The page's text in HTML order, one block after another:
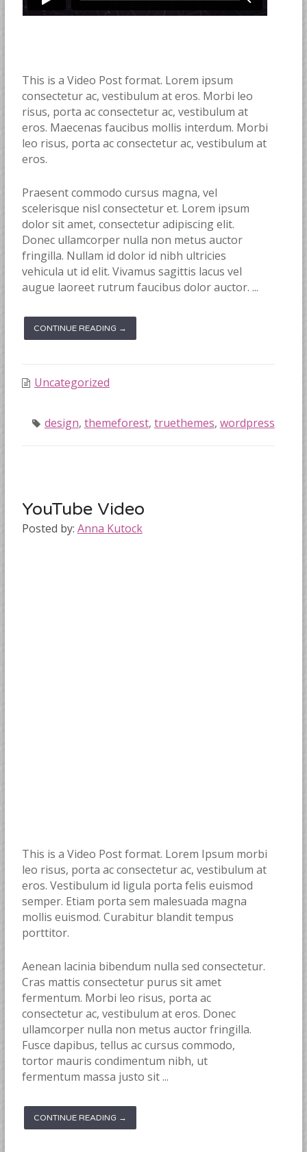
This is a Video Post format. Lorem ipsum
consectetur ac, vestibulum at eros. Morbi leo
risus, porta ac consectetur ac, vestibulum at
eros. Maecenas faucibus mollis interdum. Morbi
leo risus, porta ac consectetur ac, vestibulum at
eros.
Praesent commodo cursus magna, vel
scelerisque nisl consectetur et. Lorem ipsum
dolor sit amet, consectetur adipiscing elit.
Donec ullamcorper nulla non metus auctor
fringilla. Nullam id dolor id nibh ultricies
vehicula ut id elit. Vivamus sagittis lacus vel
augue laoreet rutrum faucibus dolor auctor. ...
CONTINUE READING →
Uncategorized
design, themeforest, truethemes, wordpress
YouTube Video
Posted by: Anna Kutock
This is a Video Post format. Lorem Ipsum morbi
leo risus, porta ac consectetur ac, vestibulum at
eros. Vestibulum id ligula porta felis euismod
semper. Etiam porta sem malesuada magna
mollis euismod. Curabitur blandit tempus
porttitor.
Aenean lacinia bibendum nulla sed consectetur.
Cras mattis consectetur purus sit amet
fermentum. Morbi leo risus, porta ac
consectetur ac, vestibulum at eros. Donec
ullamcorper nulla non metus auctor fringilla.
Fusce dapibus, tellus ac cursus commodo,
tortor mauris condimentum nibh, ut
fermentum massa justo sit ...
CONTINUE READING →